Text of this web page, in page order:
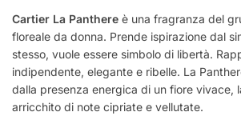
Cartier La Panthere è una fragranza del
floreale da donna. Prende ispirazione dal
stesso, vuole essere simbolo di libertà.
indipendente, elegante e ribelle. La
dalla presenza energica di un fiore vivace,
arricchito di note cipriate e vellutate.